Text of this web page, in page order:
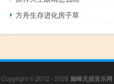
方舟生存进化房子草
Copyright © 2012 - 2026 巅峰无损音乐网